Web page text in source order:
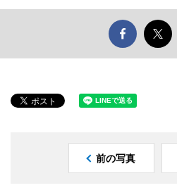
前の写真